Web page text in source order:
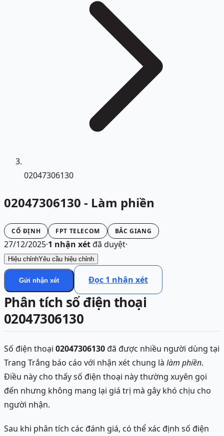
02047306130
02047306130 - Làm phiền
CỐ ĐỊNH FPT TELECOM BẮC GIANG
27/12/2025·1 nhận xétđã duyệt·
Hiệu chỉnhYêu cầu hiệu chỉnh
Gửi nhận xét Đọc 1 nhận xét
Phân tích số điện thoại
02047306130
Số điện thoại 02047306130đã được nhiều người dùng tại
Trang Trắng báo cáo với nhận xét chung là làm phiền.
Điều này cho thấy số điện thoại này thường xuyên gọi
đến nhưng không mang lại giá trị mà gây khó chịu cho
người nhận.
Sau khi phân tích các đánh giá, có thể xác định số điện